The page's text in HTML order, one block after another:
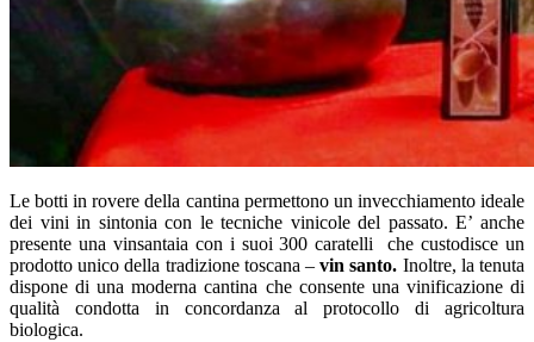
Le botti in rovere della cantina permettono un invecchiamento ideale
dei vini in sintonia con le tecniche vinicole del passato. E’ anche
presente una vinsantaia con i suoi 300 caratelli che custodisce un
prodotto unico della tradizione toscana –vin santo. Inoltre, la tenuta
dispone di una moderna cantina che consente una vinificazione di
qualità condotta in concordanza al protocollo di agricoltura
biologica.